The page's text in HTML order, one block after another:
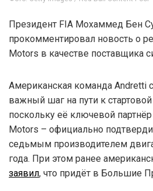
Президент FIA Мохаммед Бен
прокомментировал новость о
Motors в качестве поставщика
Американская команда Andretti
важный шаг на пути к
поскольку её ключевой
Motors – официально
седьмым производителем
года. При этом ранее
заявил, что придёт в Большие